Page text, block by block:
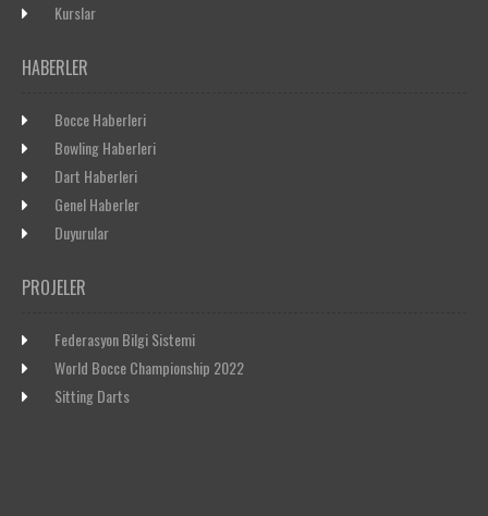
Kurslar
HABERLER
Bocce Haberleri
Bowling Haberleri
Dart Haberleri
Genel Haberler
Duyurular
PROJELER
Federasyon Bilgi Sistemi
World Bocce Championship 2022
Sitting Darts